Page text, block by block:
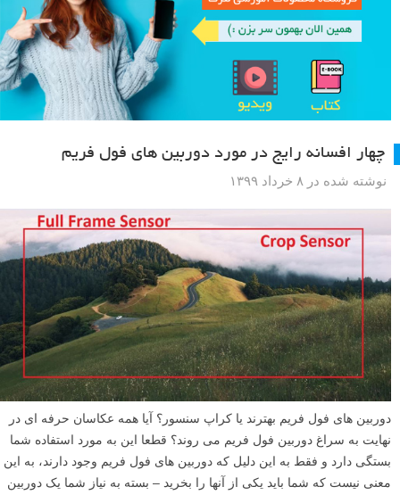
چهار افسانه رایج در مورد دوربین های فول فریم
نوشته شده در ۸ خرداد ۱۳۹۹
دوربین های فول فریم بهترند یا کراپ سنسور؟ آیا همه عکاسان حرفه ای در
نهایت به سراغ دوربین فول فریم می روند؟ قطعا این به مورد استفاده شما
بستگی دارد و فقط به این دلیل که دوربین های فول فریم وجود دارند، به این
معنی نیست که شما باید یکی از آنها را بخرید – بسته به نیاز شما یک دوربین